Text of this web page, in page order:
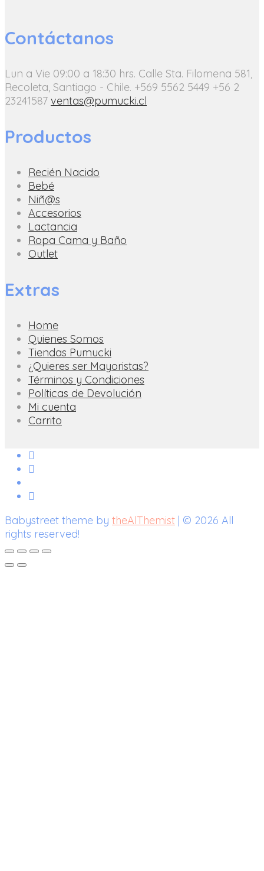
Contáctanos
Lun a Vie 09:00 a 18:30 hrs. Calle Sta. Filomena 581,
Recoleta, Santiago - Chile. +569 5562 5449 +56 2
23241587 ventas@pumucki.cl
Productos
Recién Nacido
Bebé
Niñ@s
Accesorios
Lactancia
Ropa Cama y Baño
Outlet
Extras
Home
Quienes Somos
Tiendas Pumucki
¿Quieres ser Mayoristas?
Términos y Condiciones
Políticas de Devolución
Mi cuenta
Carrito
Babystreet theme by theAlThemist | © 2026 All
rights reserved!